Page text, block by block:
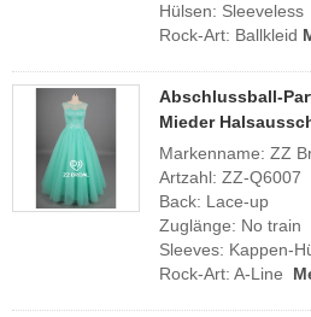
Hülsen: Sleeveless
Rock-Art: Ballkleid
Abschlussball-
Mieder
Markenname: ZZ
Artzahl: ZZ-Q6007
Back: Lace-up
Zuglänge: No train
Sleeves: Kappen-
Rock-Art: A-Line